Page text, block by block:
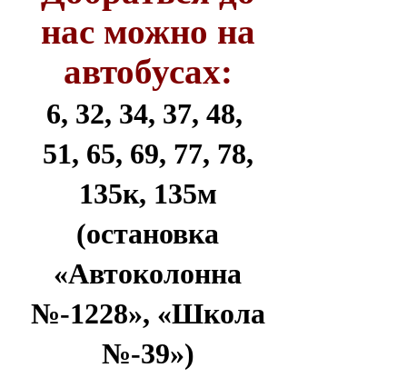
нас можно на
автобусах:
6, 32, 34, 37, 48,
51, 65, 69, 77, 78,
135к, 135м
(остановка
«Автоколонна
№-1228», «Школа
№-39»)